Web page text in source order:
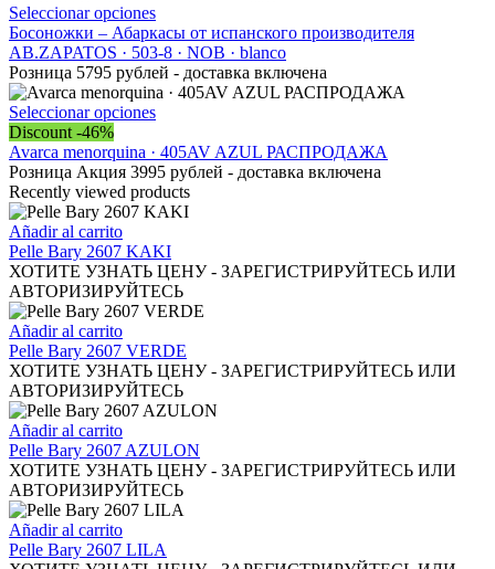
la
página
de
producto
Seleccionar opcionesEste
producto
tiene
múltiples
variantes.
Las
se
pueden
elegir
en
página
de
producto
Босоножки – Абаркасы от испанского производителя
AB.ZAPATOS · 503-8 · NOB · blanco
Розница 5795 рублей - доставка включена
Seleccionar opcionesEste
tiene
múltiples
variantes.
Las
se
pueden
elegir
en
página
de
producto
Discount -46%
Avarca menorquina · 405AV AZUL РАСПРОДАЖА
Розница Акция 3995 рублей - доставка включена
Recently viewed products
Añadir al carrito
Pelle Bary 2607 KAKI
ХОТИТЕ УЗНАТЬ ЦЕНУ - ЗАРЕГИСТРИРУЙТЕСЬ ИЛИ
АВТОРИЗИРУЙТЕСЬ
Añadir al carrito
Pelle Bary 2607 VERDE
ХОТИТЕ УЗНАТЬ ЦЕНУ - ЗАРЕГИСТРИРУЙТЕСЬ ИЛИ
АВТОРИЗИРУЙТЕСЬ
Añadir al carrito
Pelle Bary 2607 AZULON
ХОТИТЕ УЗНАТЬ ЦЕНУ - ЗАРЕГИСТРИРУЙТЕСЬ ИЛИ
АВТОРИЗИРУЙТЕСЬ
Añadir al carrito
Pelle Bary 2607 LILA